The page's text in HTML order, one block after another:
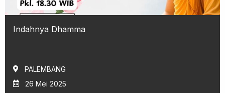
Indahnya Dhamma
PALEMBANG
26 Mei 2025